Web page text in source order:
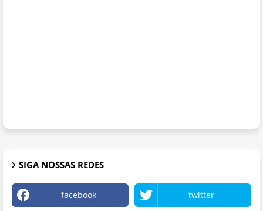
SIGA NOSSAS REDES
facebook twitter